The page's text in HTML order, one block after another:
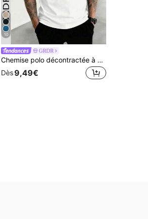
10
GRDR
Chemise polo décontractée à manches courtes pour hommes GRDR, idéale pour les déplacements
Dès9,49€